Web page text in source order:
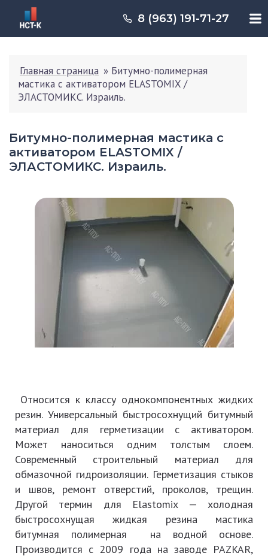
8 (963) 191-71-27
Главная страница » Битумно-полимерная
мастика с активатором ELASTOMIX /
ЭЛАСТОМИКС. Израиль.
Битумно-полимерная мастика с
активатором ELASTOMIX /
ЭЛАСТОМИКС. Израиль.
Относится к классу однокомпонентных жидких
резин. Универсальный быстросохнущий битумный
материал для герметизации с активатором.
Может наноситься одним толстым слоем.
Современный строительный материал для
обмазочной гидроизоляции. Герметизация стыков
и швов, ремонт отверстий, проколов, трещин.
Другой термин для Elastomix — холодная
быстросохнущая жидкая резина мастика
битумная полимерная на водной основе.
Производится с 2009 года на заводе PAZKAR,